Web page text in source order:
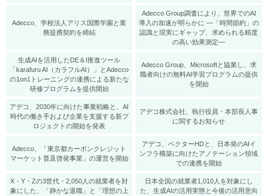
Adecco、学校法人アリス国際学園と業
務提携契約を締結
Adecco Group調査により、世界でのAI
導入の加速が明らかに ―「時間節約」の
認識と現実にギャップ、求められる精度
の高い効果測定―
生成AIを活用したDE＆I推進ツール
「karafuru AI（カラフルAI）」とAdecco
の1on1トレーニングの連携による新たな
研修プログラムを提供開始
Adecco Group、Microsoftと協業し、求
職者向けの無料AI学習プログラムの提供
を開始
アデコ、2030年に向けた事業戦略と、AI
時代の働き手および企業を支援する新プ
ロジェクトの開始を発表
アデコ株式会社、執行役員・本部長人事
に関するお知らせ
Adecco、「東京都カーボンクレジット
マーケット普及啓発事業」の運営を開始
アデコ、ベクターHDと、日本発のAIイ
ンフラ構築に向けたアノテーション領域
での連携を開始
X・Y・Zの3世代・2,050人の就業者を対
象にした、「静かな退職」と「理想の上
日本全国の就業者1,010人を対象にし
た、生成AIの活用実態と今後の活用意向